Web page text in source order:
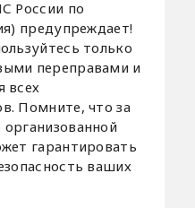
России по
предупреждает!
только
переправами и
всех
Помните, что за
гарантировать
ваших